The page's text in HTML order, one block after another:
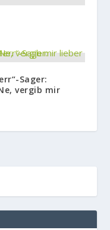
Sager:
vergib mir